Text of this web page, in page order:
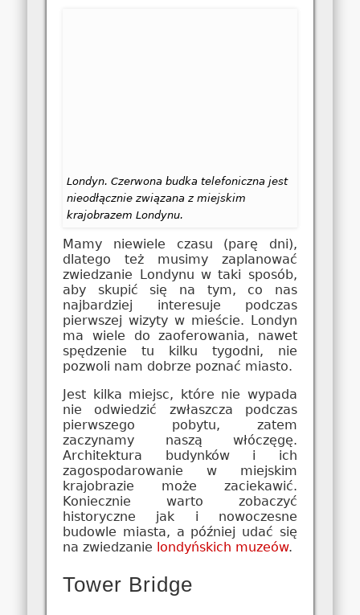
Londyn. Czerwona budka telefoniczna jest
nieodłącznie związana z miejskim
krajobrazem Londynu.
Mamy niewiele czasu (parę dni),
dlatego też musimy zaplanować
zwiedzanie Londynu w taki sposób,
aby skupić się na tym, co nas
najbardziej interesuje podczas
pierwszej wizyty w mieście. Londyn
ma wiele do zaoferowania, nawet
spędzenie tu kilku tygodni, nie
pozwoli nam dobrze poznać miasto.
Jest kilka miejsc, które nie wypada
nie odwiedzić zwłaszcza podczas
pierwszego pobytu, zatem
zaczynamy naszą włóczęgę.
Architektura budynków i ich
zagospodarowanie w miejskim
krajobrazie może zaciekawić.
Koniecznie warto zobaczyć
historyczne jak i nowoczesne
budowle miasta, a później udać się
na zwiedzanie londyńskich muzeów.
Tower Bridge